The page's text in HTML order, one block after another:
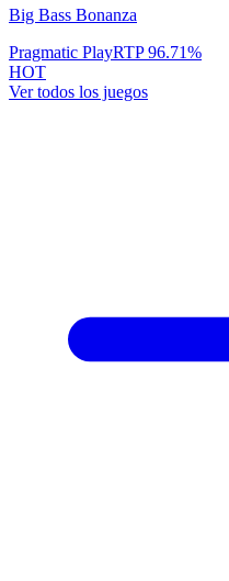
Big Bass Bonanza
Pragmatic PlayRTP96.71%
HOT
Ver todos los juegos